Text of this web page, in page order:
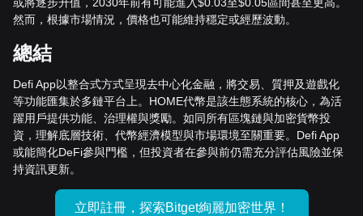
然而，根據市場情況，價格也可能維持穩定或經歷波動。
總結
Defi App以整合式方式呈現去中心化金融，將交易、質押及遊戲化
等功能匯集於多鏈平台上。HOME代幣是該生態系統的核心，為活
躍用戶提供功能、治理權與獎勵。如同所有區塊鏈與加密貨幣投
資，理解底層技術、代幣經濟模型與市場環境至關重要。Defi App
或能簡化DeFi參與門檻，但投資者在參與前仍需充分評估風險並保
持資訊更新。
立即註冊，探索Bitget絢麗加密世界！